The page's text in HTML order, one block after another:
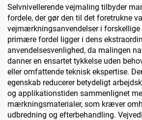
tag, solstue, ydervæg,
indvendig væg,
adskillelsesvæg,
soveværelse, mødelokale
og klasselokaler, KTV,
underjordisk garage,
underjordisk
hjemmecinema, undergro
Selvnivellerende vejmaling tilbyder
fordele, der gør den til det foretrukne
vejmærkningsanvendelser i forskellige
primære fordel ligger i dens
anvendelsesvenlighed, da malingen
danner en ensartet tykkelse uden
eller omfattende teknisk ekspertise.
egenskab reducerer betydeligt
og applikationstiden sammenlignet
mærkningsmaterialer, som kræver
udbredning og efterbehandling.